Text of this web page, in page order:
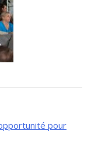
Nouvelle-
pour